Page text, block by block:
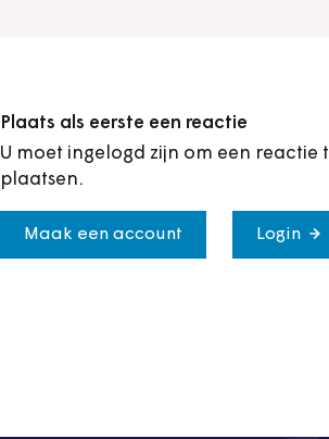
Plaats als eerste een reactie
U moet ingelogd zijn om een reactie
plaatsen.
Maak een account Login